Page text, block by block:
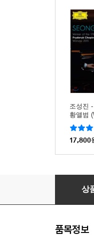
조성진
황앨범
Piano
17,800
X-Japan
상
품목정보